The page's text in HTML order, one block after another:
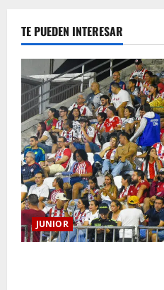
TE PUEDEN INTERESAR
JUNIOR